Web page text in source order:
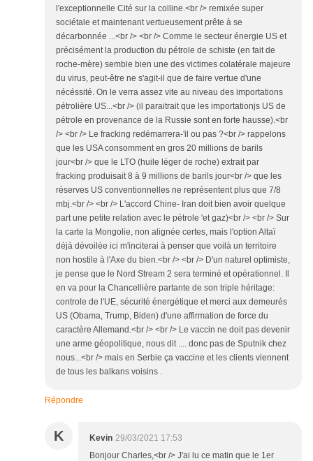
l'exceptionnelle Cité sur la colline.<br /> remixée super
sociétale et maintenant vertueusement prête à se
décarbonnée ...<br /> <br /> Comme le secteur énergie US et
précisément la production du pétrole de schiste (en fait de
roche-mère) semble bien une des victimes colatérale majeure
du virus, peut-être ne s'agit-il que de faire vertue d'une
nécéssité. On le verra assez vite au niveau des importations
pétrolière US...<br /> (il paraitrait que les importationjs US de
pétrole en provenance de la Russie sont en forte hausse).<br
/> <br /> Le fracking redémarrera-'il ou pas ?<br /> rappelons
que les USA consomment en gros 20 millions de barils
jour<br /> que le LTO (huile léger de roche) extrait par
fracking produisait 8 à 9 millions de barils jour<br /> que les
réserves US conventionnelles ne représentent plus que 7/8
mbj.<br /> <br /> L'accord Chine- Iran doit bien avoir quelque
part une petite relation avec le pétrole 'et gaz)<br /> <br /> Sur
la carte la Mongolie, non alignée certes, mais l'option Altaï
déjà dévoilée ici m'inciterai à penser que voilà un territoire
non hostile à l'Axe du bien.<br /> <br /> D'un naturel optimiste,
je pense que le Nord Stream 2 sera terminé et opérationnel. Il
en va pour la Chancellière partante de son triple héritage:
controle de l'UE, sécurité énergétique et merci aux demeurés
US (Obama, Trump, Biden) d'une affirmation de force du
caractère Allemand.<br /> <br /> Le vaccin ne doit pas devenir
une arme géopolitique, nous dit .... donc pas de Sputnik chez
nous...<br /> mais en Serbie ça vaccine et les clients viennent
de tous les balkans voisins .
Répondre
K Kevin 29/03/2021 17:53
Bonjour Charles,<br /> J'ai lu ce matin que le 1er